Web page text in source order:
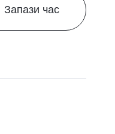
Запази час